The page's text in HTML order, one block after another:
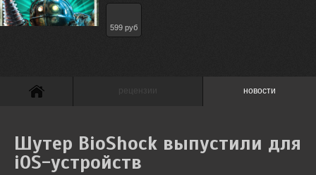
599 руб
рецензии новости
Шутер BioShock выпустили для
iOS-устройств